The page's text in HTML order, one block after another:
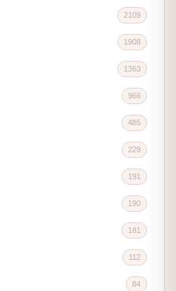
2109
1908
1363
966
485
229
191
190
181
112
84